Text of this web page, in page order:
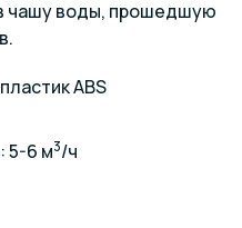
чашу воды, прошедшую
ABS
5-6 м3/ч